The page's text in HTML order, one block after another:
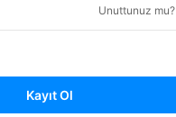
Unuttunuz mu?
Kayıt Ol